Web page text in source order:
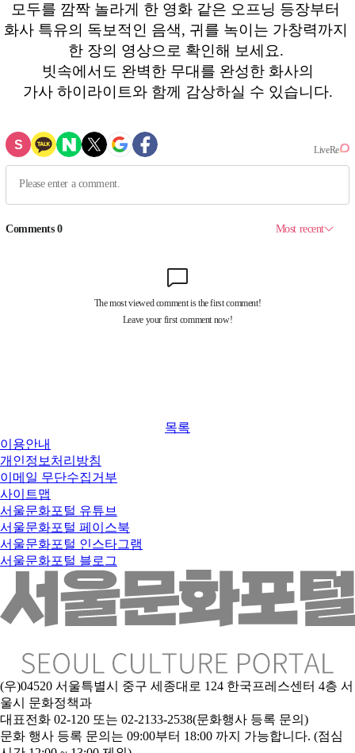
모두를 깜짝 놀라게 한 영화 같은 오프닝 등장부터
화사 특유의 독보적인 음색, 귀를 녹이는 가창력까지
한 장의 영상으로 확인해 보세요.
빗속에서도 완벽한 무대를 완성한 화사의
가사 하이라이트와 함께 감상하실 수 있습니다.
목록
이용안내
개인정보처리방침
이메일 무단수집거부
사이트맵
서울문화포털 유튜브
서울문화포털 페이스북
서울문화포털 인스타그램
서울문화포털 블로그
(우)04520 서울특별시 중구 세종대로 124 한국프레스센터 4층 서
울시 문화정책과
대표전화 02-120 또는 02-2133-2538(문화행사 등록 문의)
문화 행사 등록 문의는 09:00부터 18:00 까지 가능합니다. (점심